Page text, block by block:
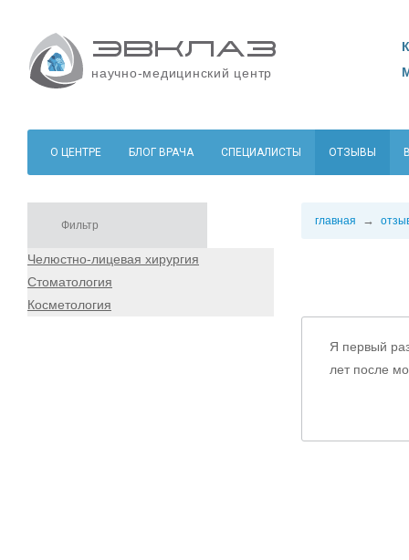
научно-медицинский центр
О ЦЕНТРЕ БЛОГ ВРАЧА СПЕЦИАЛИСТЫ ОТЗЫВЫ
главная
Я первый
лет после
Челюстно-лицевая хирургия
Стоматология
Косметология